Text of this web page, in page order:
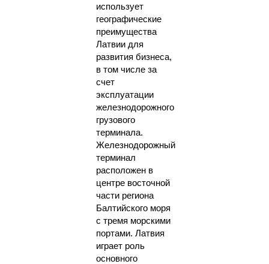
использует
географические
преимущества
Латвии для
развития бизнеса,
в том числе за
счет
эксплуатации
железнодорожного
грузового
терминала.
Железнодорожный
терминал
расположен в
центре восточной
части региона
Балтийского моря
с тремя морскими
портами. Латвия
играет роль
основного